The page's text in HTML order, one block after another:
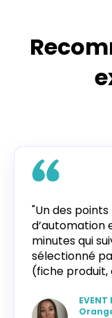
"Un des
d’automation
minutes qui
sélectionné
(fiche produit,